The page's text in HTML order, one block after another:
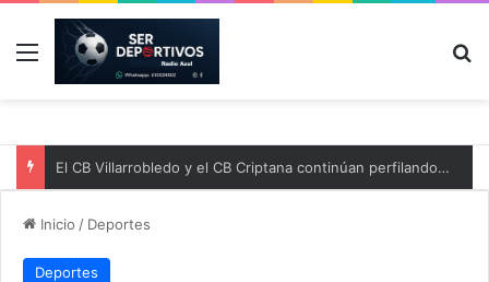
Menú
El CB Villarrobledo y el CB Criptana continúan perfilando sus plantillas
Inicio / Deportes
Deportes